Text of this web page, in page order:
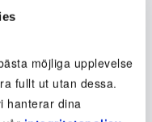
möjliga upplevelse
fullt ut utan dessa.
hanterar dina